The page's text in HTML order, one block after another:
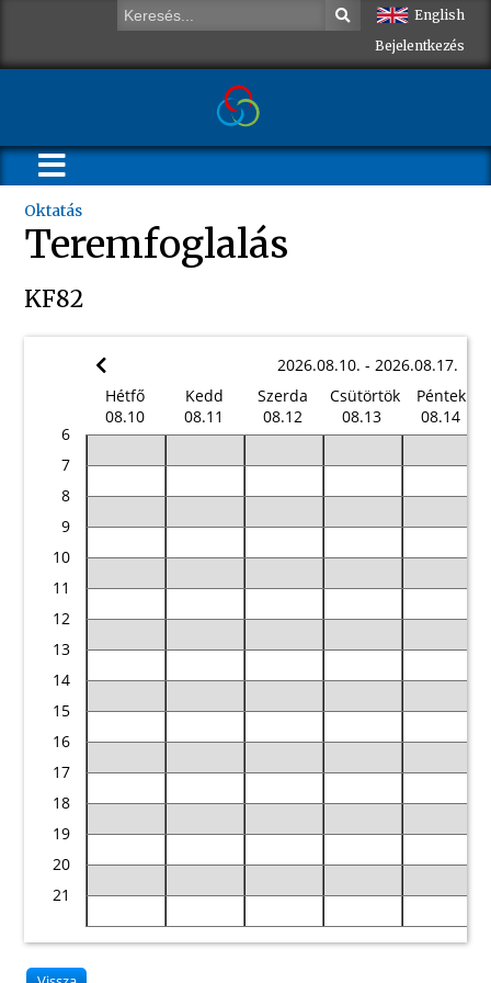
English
Bejelentkezés
Oktatás
Teremfoglalás
KF82
2026.08.10. - 2026.08.17.
Hétfő
08.10
Kedd
08.11
Szerda
08.12
Csütörtök
08.13
Péntek
08.14
6
7
8
9
10
11
12
13
14
15
16
17
18
19
20
21